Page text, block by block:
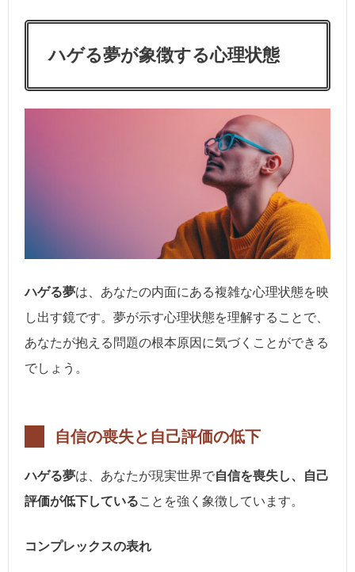
ハゲる夢が象徴する心理状態
ハゲる夢は、あなたの内面にある複雑な心理状態を映
し出す鏡です。夢が示す心理状態を理解することで、
あなたが抱える問題の根本原因に気づくことができる
でしょう。
自信の喪失と自己評価の低下
ハゲる夢は、あなたが現実世界で自信を喪失し、自己
評価が低下していることを強く象徴しています。
コンプレックスの表れ